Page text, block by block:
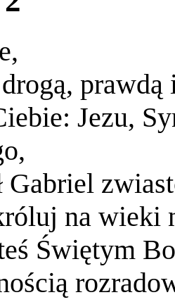
prawdą
Jezu,
Gabriel
na wieki
Świętym